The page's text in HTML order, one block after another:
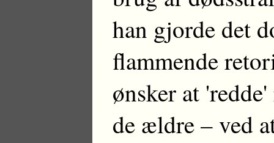
han gjorde det
flammende
ønsker at
de ældre – ved